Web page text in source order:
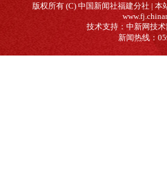
版权所有 (C) 中国新闻社福建分社 |
技术支持：中新网技
新闻热线：